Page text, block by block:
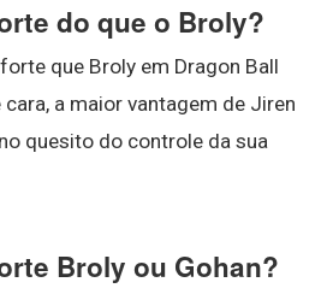
do que o Broly?
que Broly em Dragon Ball
a maior vantagem de Jiren
quesito do controle da sua
Broly ou Gohan?